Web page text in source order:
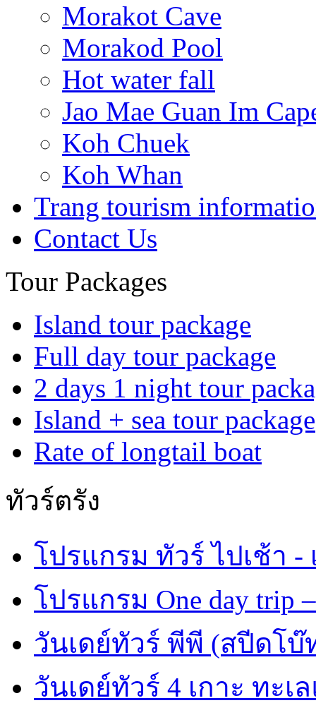
Morakot Cave
Morakod Pool
Hot water fall
Jao Mae Guan Im
Koh Chuek
Koh Whan
Trang tourism
Contact Us
Tour Packages
Island tour package
Full day tour package
2 days 1 night tour
Island + sea tour package
Rate of longtail boat
ทัวร์ตรัง
โปรแกรม ทัวร์ ไปเช้า -
โปรแกรม One day trip
วันเดย์ทัวร์ พีพี (สปีดโบ๊
วันเดย์ทัวร์ 4 เกาะ ทะ